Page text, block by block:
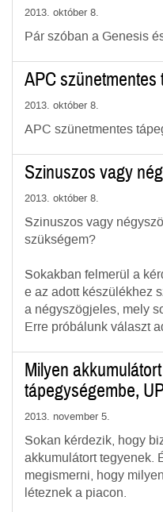
2013. október 8.
Pár szóban a Genesis
APC
2013. október 8.
APC szünetmentes
Szinuszos vagy
2013. október 8.
Szinuszos vagy
szükségem?
Sokakban felmerül a
e az adott készülékhez
a négyszögjeles, mely
Erre próbálunk választ
Milyen
tápegységembe,
2013. november 5.
Sokan kérdezik, hogy
akkumulátort tegyenek.
megismerni, hogy
léteznek a piacon.